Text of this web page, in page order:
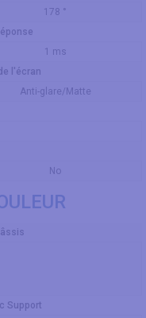
178 °
1 ms
l'écran
Anti-glare/Matte
No
Support